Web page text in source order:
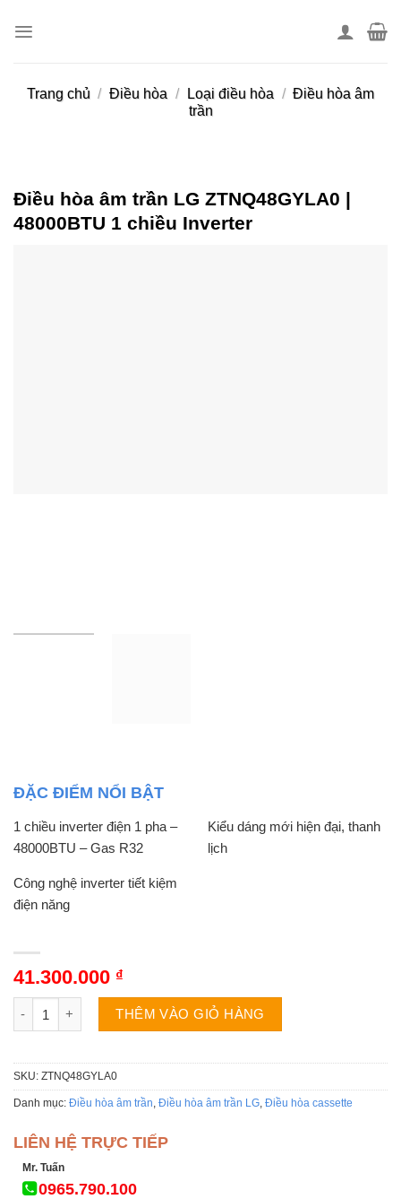
Trang chủ / Điều hòa / Loại điều hòa / Điều hòa âm
trần
Điều hòa âm trần LG ZTNQ48GYLA0 |
48000BTU 1 chiều Inverter
ĐẶC ĐIỂM NỔI BẬT
1 chiều inverter điện 1 pha –
48000BTU – Gas R32
Kiểu dáng mới hiện đại, thanh
lịch
Công nghệ inverter tiết kiệm
điện năng
41.300.000 ₫
Điều hòa âm trần LG ZTNQ48GYLA0 | 48000BTU 1 chiều
THÊM VÀO GIỎ HÀNG
SKU: ZTNQ48GYLA0
Danh mục: Điều hòa âm trần Điều hòa âm trần LG Điều hòa cassette
LIÊN HỆ TRỰC TIẾP
Mr. Tuấn
0965.790.100